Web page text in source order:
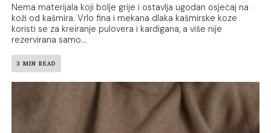
Nema materijala koji bolje grije i ostavlja ugodan osjećaj na
koži od kašmira. Vrlo fina i mekana dlaka kašmirske koze
koristi se za kreiranje pulovera i kardigana, a više nije
rezervirana samo...
3 MIN READ